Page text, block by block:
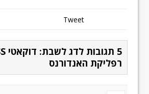
Tweet
רפליקת האנדורנס